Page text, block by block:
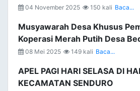
04 November 2025 150 kali Baca...
Musyawarah Desa Khusus
Koperasi Merah Putih Desa
08 Mei 2025 149 kali Baca...
APEL PAGI HARI SELASA DI
KECAMATAN SENDURO